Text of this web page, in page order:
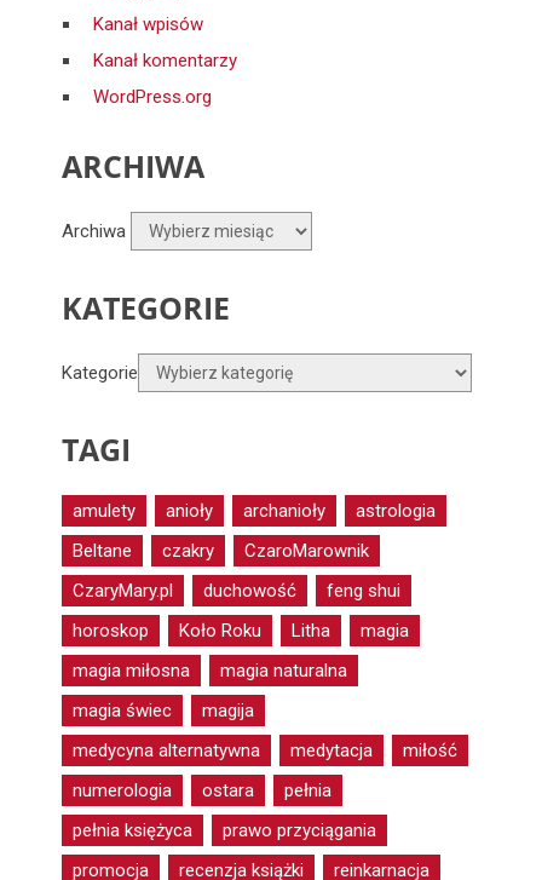
Kanał wpisów
Kanał komentarzy
WordPress.org
ARCHIWA
Archiwa
KATEGORIE
Kategorie
TAGI
amulety anioły archanioły
astrologia
Beltane
czakry
CzaroMarownik
CzaryMary.pl
duchowość
feng shui
horoskop
Koło Roku Litha
magia
magia miłosna
magia naturalna
magia świec
magija
medycyna alternatywna
medytacja
miłość
numerologia
ostara
pełnia
pełnia księżyca
prawo przyciągania
promocja
recenzja książki
reinkarnacja